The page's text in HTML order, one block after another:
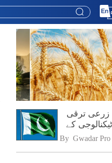
زرعی ترقی
کے
By Gwadar Pro